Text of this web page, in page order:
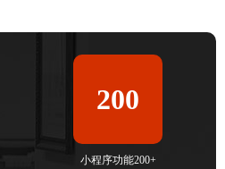
200
小程序功能200+